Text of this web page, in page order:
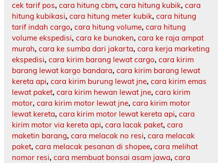
cek tarif pos, cara hitung cbm, cara hitung kubik, cara
hitung kubikasi, cara hitung meter kubik, cara hitung
tarif indah cargo, cara hitung volume, cara hitung
volume ekspedisi, cara ke bunaken, cara ke raja ampat
murah, cara ke sumba dari jakarta, cara kerja marketing
ekspedisi, cara kirim barang lewat cargo, cara kirim
barang lewat kargo bandara, cara kirim barang lewat
kereta api, cara kirim burung lewat jne, cara kirim emas
lewat paket, cara kirim hewan lewat jne, cara kirim
motor, cara kirim motor lewat jne, cara kirim motor
lewat kereta, cara kirim motor lewat kereta api, cara
kirim motor via kereta api, cara lacak paket, cara
maketin barang, cara melacak no resi, cara melacak
paket, cara melacak pesanan di shopee, cara melihat
nomor resi, cara membuat bonsai asam jawa, cara